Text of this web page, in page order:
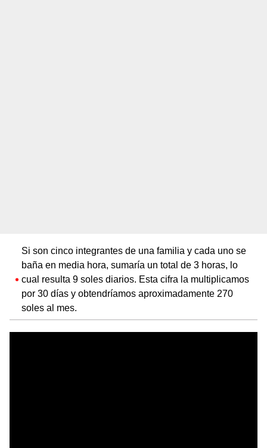
Si son cinco integrantes de una familia y cada uno se
baña en media hora, sumaría un total de 3 horas, lo
cual resulta 9 soles diarios. Esta cifra la multiplicamos
por 30 días y obtendríamos aproximadamente 270
soles al mes.